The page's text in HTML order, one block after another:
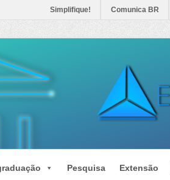
Simplifique! Comunica BR
Pesquisa Extensão